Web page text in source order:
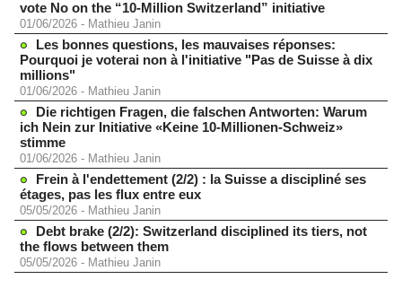
vote No on the “10-Million Switzerland” initiative
01/06/2026 - Mathieu Janin
Les bonnes questions, les mauvaises réponses:
Pourquoi je voterai non à l'initiative "Pas de Suisse à dix
millions"
01/06/2026 - Mathieu Janin
Die richtigen Fragen, die falschen Antworten: Warum
ich Nein zur Initiative «Keine 10-Millionen-Schweiz»
stimme
01/06/2026 - Mathieu Janin
Frein à l'endettement (2/2) : la Suisse a discipliné ses
étages, pas les flux entre eux
05/05/2026 - Mathieu Janin
Debt brake (2/2): Switzerland disciplined its tiers, not
the flows between them
05/05/2026 - Mathieu Janin